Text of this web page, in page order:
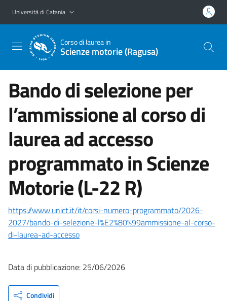
Vai al contenuto principale
Vai al menu di navigazione
Università di Catania
Corso di laurea in
Scienze motorie (Ragusa)
Bando di selezione per
l’ammissione al corso di
laurea ad accesso
programmato in Scienze
Motorie (L-22 R)
https://www.unict.it/it/corsi-numero-programmato/2026-
2027/bando-di-selezione-l%E2%80%99ammissione-al-corso-
di-laurea-ad-accesso
Data di pubblicazione: 25/06/2026
Condividi